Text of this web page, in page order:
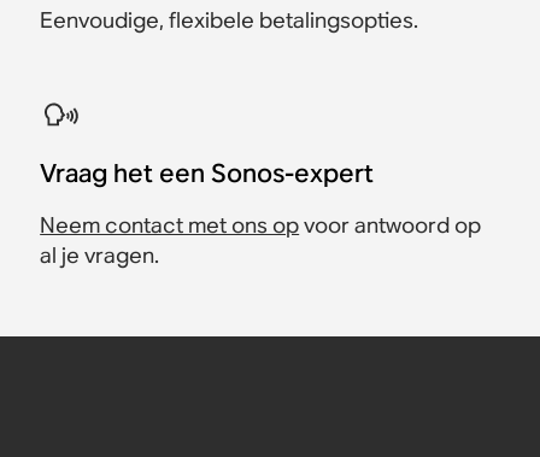
Eenvoudige, flexibele betalingsopties.
Vraag het een Sonos-expert
Neem contact met ons opvoor antwoord op
al je vragen.